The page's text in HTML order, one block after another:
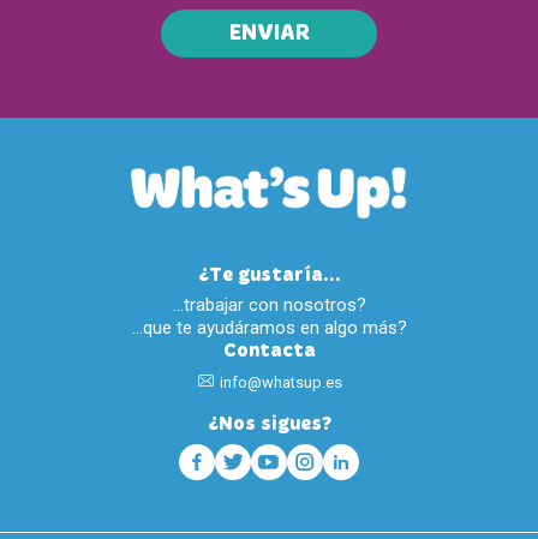
ENVIAR
¿Te gustaría...
…trabajar con nosotros?
…que te ayudáramos en algo más?
Contacta
info@whatsup.es
¿Nos sigues?